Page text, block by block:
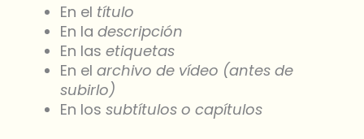
En el título
En la descripción
En las etiquetas
En el archivo de vídeo (antes de
subirlo)
En los subtítulos o capítulos